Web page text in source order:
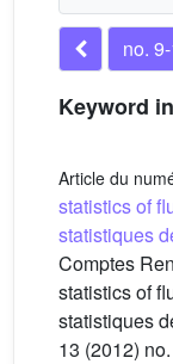
no.
Keyword
Article du
statistics of
statistiques
Comptes
statistics of
statistiques
13 (2012)